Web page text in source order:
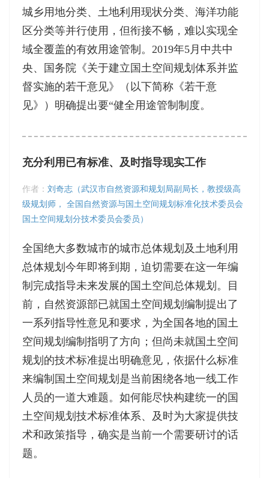
城乡用地分类、土地利用现状分类、海洋功能
区分类等并行使用，但衔接不畅，难以实现全
域全覆盖的有效用途管制。2019年5月中共中
央、国务院《关于建立国土空间规划体系并监
督实施的若干意见》（以下简称《若干意
见》）明确提出要“健全用途管制制度。
充分利用已有标准、及时指导现实工作
作者： 刘奇志（武汉市自然资源和规划局副局长，教授级高
级规划师， 全国自然资源与国土空间规划标准化技术委员会
国土空间规划分技术委员会委员）
全国绝大多数城市的城市总体规划及土地利用
总体规划今年即将到期，迫切需要在这一年编
制完成指导未来发展的国土空间总体规划。目
前，自然资源部已就国土空间规划编制提出了
一系列指导性意见和要求，为全国各地的国土
空间规划编制指明了方向；但尚未就国土空间
规划的技术标准提出明确意见，依据什么标准
来编制国土空间规划是当前困绕各地一线工作
人员的一道大难题。如何能尽快构建统一的国
土空间规划技术标准体系、及时为大家提供技
术和政策指导，确实是当前一个需要研讨的话
题。